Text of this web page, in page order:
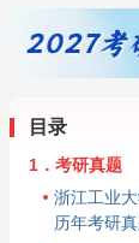
目录
1．考研真题
浙江工业
历年考研